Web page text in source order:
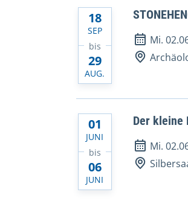
18
SEP
bis
29
AUG.
Mi.
01
JUNI
bis
06
JUNI
Der kleine
Mi.